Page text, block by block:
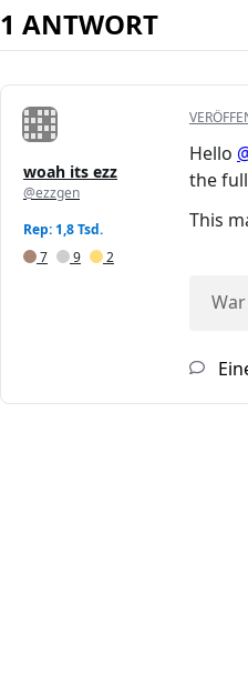
1 ANTWORT
woah its ezz
@ezzgen
Rep: 1,8 Tsd.
7
9 2
Hello
the
This